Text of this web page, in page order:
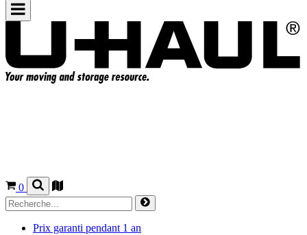
0
Prix garanti pendant 1 an